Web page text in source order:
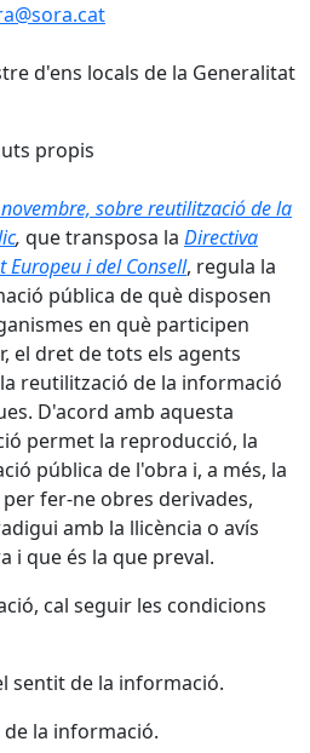
d'ens locals de la Generalitat
propis
sobre reutilització de la
, que transposa la Directiva
i del Consell, regula la
pública de què disposen
en què participen
el dret de tots els agents
reutilització de la informació
D'acord amb aquesta
permet la reproducció, la
pública de l'obra i, a més, la
fer-ne obres derivades,
amb la llicència o avís
i que és la que preval.
cal seguir les condicions
sentit de la informació.
la informació.